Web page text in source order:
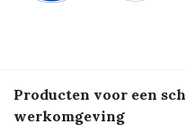
Producten voor een
werkomgeving